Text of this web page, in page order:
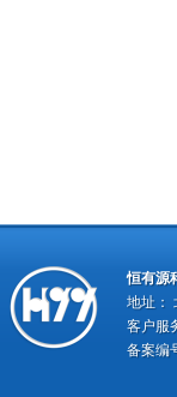
恒有源
地址：
客户服
备案编